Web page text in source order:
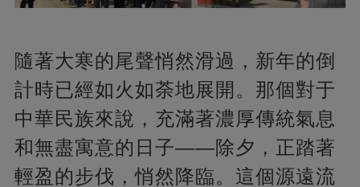
隨著大寒的尾聲悄然滑過，新年的倒
計時已經如火如荼地展開。那個對于
中華民族來說，充滿著濃厚傳統氣息
和無盡寓意的日子——除夕，正踏著
輕盈的步伐，悄然降臨。這個源遠流